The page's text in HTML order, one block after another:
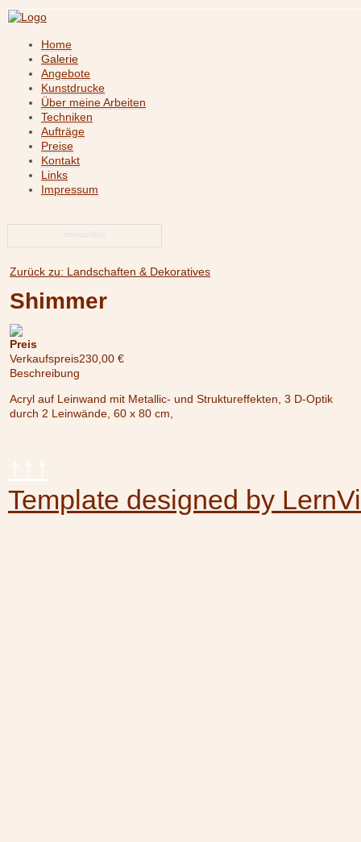
Home
Galerie
Angebote
Kunstdrucke
Über meine Arbeiten
Techniken
Aufträge
Preise
Kontakt
Links
Impressum
αποφραξεις
Zurück zu: Landschaften & Dekoratives
Shimmer
Preis
Verkaufspreis230,00 €
Beschreibung
Acryl auf Leinwand mit Metallic- und Struktureffekten, 3 D-Optik
durch 2 Leinwände, 60 x 80 cm,
Template designed by